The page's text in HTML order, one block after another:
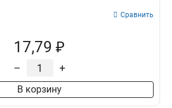
Сравнить
17,79 ₽
– +
В корзину